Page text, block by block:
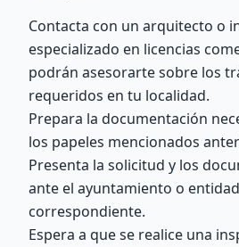
Contacta con un arquitecto o
especializado en licencias
podrán asesorarte sobre los
requeridos en tu localidad.
Prepara la documentación
los papeles mencionados
Presenta la solicitud y los
ante el ayuntamiento o
correspondiente.
Espera a que se realice una